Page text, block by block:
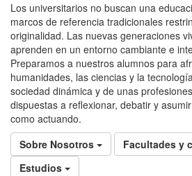
Los universitarios no buscan una
marcos de referencia tradicionales
originalidad. Las nuevas generaciones
aprenden en un entorno cambiante e
Preparamos a nuestros alumnos para
humanidades, las ciencias y la
sociedad dinámica y de unas
dispuestas a reflexionar, debatir y
como actuando.
Sobre Nosotros
Facultades y
Estudios